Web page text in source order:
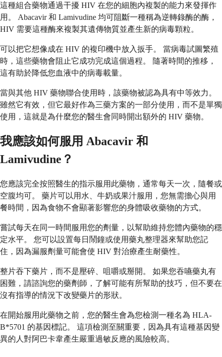
這種組合藥物通過干擾 HIV 在您的細胞內複製的能力來發揮作
用。 Abacavir 和 Lamivudine 均可阻斷一種稱為逆轉錄酶的酶，
HIV 需要這種酶來複製其遺傳物質並產生新的病毒顆粒。
可以把它想像成在 HIV 的複印機中放入扳手。 當病毒試圖繁殖
時，這些藥物會阻止它成功完成這個過程。 隨著時間的推移，
這有助於降低您血液中的病毒載量。
當與其他 HIV 藥物聯合使用時，該藥物被認為具有中等效力。
雖然它有效，但它最好作為三藥方案的一部分使用，而不是單獨
使用，這就是為什麼您的醫生會同時開出額外的 HIV 藥物。
我應該如何服用 Abacavir 和
Lamivudine？
您應該完全按照醫生的指示服用此藥物，通常每天一次，隨餐或
空腹均可。 藥片可以用水、牛奶或果汁服用，您無需擔心與用
餐時間，因為食物不會顯著影響您的身體吸收藥物的方式。
嘗試每天在同一時間服用您的劑量，以幫助維持您體內藥物的穩
定水平。 您可以設置每日鬧鐘或使用藥丸整理器來幫助您記
住，因為漏服劑量可能會使 HIV 對治療產生耐藥性。
整片吞下藥片，而不是壓碎、咀嚼或掰開。 如果您吞嚥藥丸有
困難，請諮詢您的藥劑師，了解可能有所幫助的技巧，但不要在
沒有指導的情況下改變藥片的形狀。
在開始服用此藥物之前，您的醫生會為您檢測一種名為 HLA-
B*5701 的基因標記。 這項檢測至關重要，因為具有這種基因變
異的人對阿巴卡韋產生嚴重過敏反應的風險較高。